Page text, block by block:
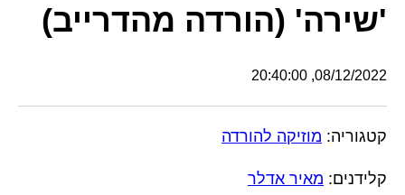
'שירה' (הורדה מהדרייב)
08/12/2022, 20:40:00
קטגוריה: מוזיקה להורדה
קלידנים: מאיר אדלר